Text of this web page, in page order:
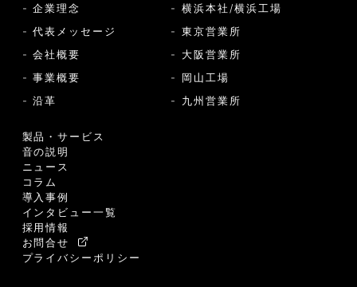
- 企業理念
- 代表メッセージ
- 会社概要
- 事業概要
- 沿革
製品・サービス
音の説明
ニュース
コラム
導入事例
インタビュー一覧
採用情報
お問合せ
プライバシーポリシー
- 横浜本社/横浜工場
- 東京営業所
- 大阪営業所
- 岡山工場
- 九州営業所